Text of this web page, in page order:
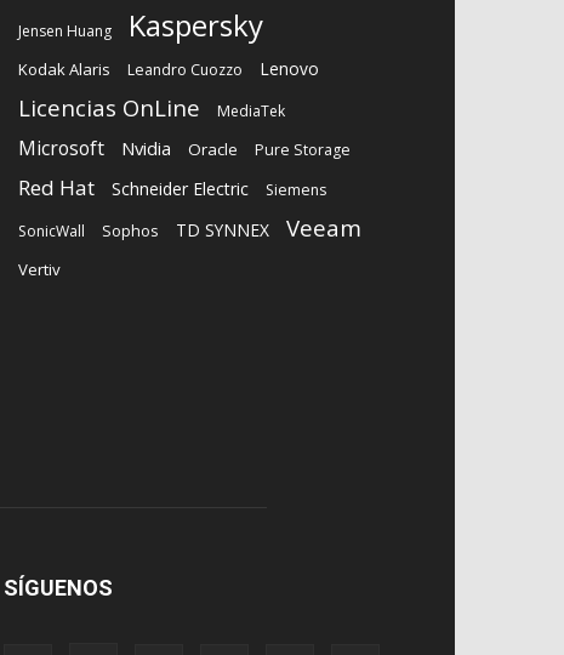
Jensen Huang Kaspersky
Kodak Alaris Leandro Cuozzo Lenovo
Licencias OnLine MediaTek
Microsoft Nvidia Oracle Pure Storage
Red Hat Schneider Electric
Siemens
SonicWall
Sophos TD SYNNEX Veeam
Vertiv
SÍGUENOS